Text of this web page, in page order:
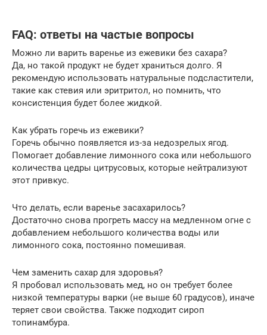
FAQ: ответы на частые вопросы
Можно ли варить варенье из ежевики без сахара?
Да, но такой продукт не будет храниться долго. Я
рекомендую использовать натуральные подсластители,
такие как стевия или эритритол, но помнить, что
консистенция будет более жидкой.
Как убрать горечь из ежевики?
Горечь обычно появляется из-за недозрелых ягод.
Помогает добавление лимонного сока или небольшого
количества цедры цитрусовых, которые нейтрализуют
этот привкус.
Что делать, если варенье засахарилось?
Достаточно снова прогреть массу на медленном огне с
добавлением небольшого количества воды или
лимонного сока, постоянно помешивая.
Чем заменить сахар для здоровья?
Я пробовал использовать мед, но он требует более
низкой температуры варки (не выше 60 градусов), иначе
теряет свои свойства. Также подходит сироп
топинамбура.